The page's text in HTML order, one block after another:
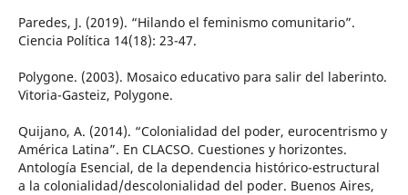
Paredes, J. (2019). “Hilando el feminismo comunitario”.
Ciencia Política 14(18): 23-47.
Polygone. (2003). Mosaico educativo para salir del laberinto.
Vitoria-Gasteiz, Polygone.
Quijano, A. (2014). “Colonialidad del poder, eurocentrismo y
América Latina”. En CLACSO. Cuestiones y horizontes.
Antología Esencial, de la dependencia histórico-estructural
a la colonialidad/descolonialidad del poder. Buenos Aires,